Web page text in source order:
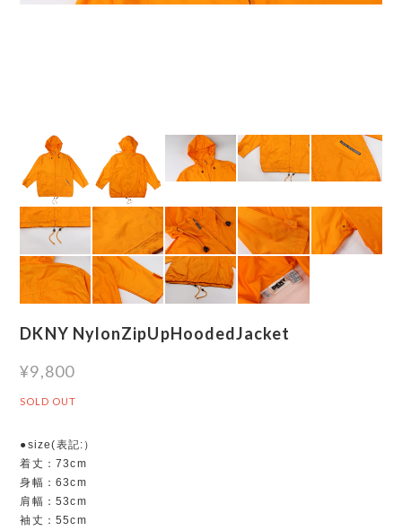
DKNY NylonZipUpHoodedJacket
¥9,800
SOLD OUT
●size(表記:）
着丈：73cm
身幅：63cm
肩幅：53cm
袖丈：55cm